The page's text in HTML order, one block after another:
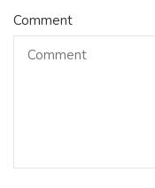
Comment